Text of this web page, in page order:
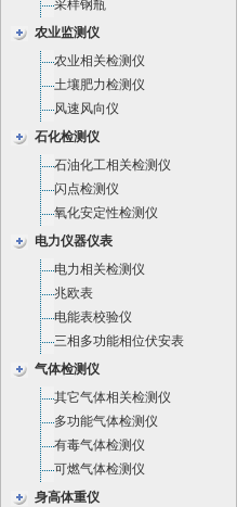
采样钢瓶
农业监测仪
农业相关检测仪
土壤肥力检测仪
风速风向仪
石化检测仪
石油化工相关检测仪
闪点检测仪
氧化安定性检测仪
电力仪器仪表
电力相关检测仪
兆欧表
电能表校验仪
三相多功能相位伏安表
气体检测仪
其它气体相关检测仪
多功能气体检测仪
有毒气体检测仪
可燃气体检测仪
身高体重仪